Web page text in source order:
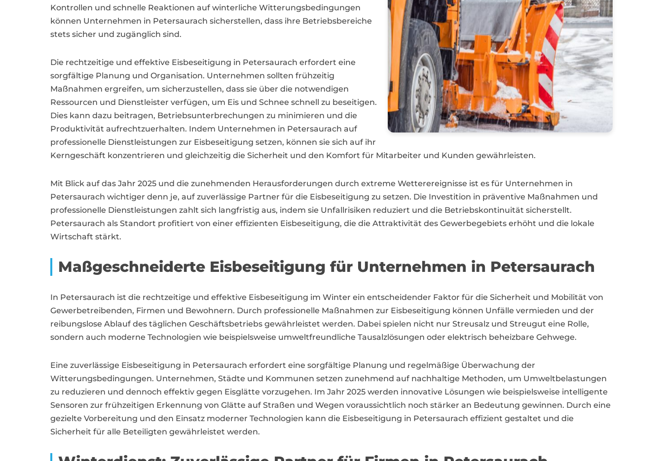
Kontrollen und schnelle Reaktionen auf winterliche Witterungsbedingungen
können Unternehmen in Petersaurach sicherstellen, dass ihre Betriebsbereiche
stets sicher und zugänglich sind.
Die rechtzeitige und effektive Eisbeseitigung in Petersaurach erfordert eine
sorgfältige Planung und Organisation. Unternehmen sollten frühzeitig
Maßnahmen ergreifen, um sicherzustellen, dass sie über die notwendigen
Ressourcen und Dienstleister verfügen, um Eis und Schnee schnell zu beseitigen.
Dies kann dazu beitragen, Betriebsunterbrechungen zu minimieren und die
Produktivität aufrechtzuerhalten. Indem Unternehmen in Petersaurach auf
professionelle Dienstleistungen zur Eisbeseitigung setzen, können sie sich auf ihr
Kerngeschäft konzentrieren und gleichzeitig die Sicherheit und den Komfort für Mitarbeiter und Kunden gewährleisten.
Mit Blick auf das Jahr 2025 und die zunehmenden Herausforderungen durch extreme Wetterereignisse ist es für Unternehmen in
Petersaurach wichtiger denn je, auf zuverlässige Partner für die Eisbeseitigung zu setzen. Die Investition in präventive Maßnahmen und
professionelle Dienstleistungen zahlt sich langfristig aus, indem sie Unfallrisiken reduziert und die Betriebskontinuität sicherstellt.
Petersaurach als Standort profitiert von einer effizienten Eisbeseitigung, die die Attraktivität des Gewerbegebiets erhöht und die lokale
Wirtschaft stärkt.
Maßgeschneiderte Eisbeseitigung für Unternehmen in Petersaurach
In Petersaurach ist die rechtzeitige und effektive Eisbeseitigung im Winter ein entscheidender Faktor für die Sicherheit und Mobilität von
Gewerbetreibenden, Firmen und Bewohnern. Durch professionelle Maßnahmen zur Eisbeseitigung können Unfälle vermieden und der
reibungslose Ablauf des täglichen Geschäftsbetriebs gewährleistet werden. Dabei spielen nicht nur Streusalz und Streugut eine Rolle,
sondern auch moderne Technologien wie beispielsweise umweltfreundliche Tausalzlösungen oder elektrisch beheizbare Gehwege.
Eine zuverlässige Eisbeseitigung in Petersaurach erfordert eine sorgfältige Planung und regelmäßige Überwachung der
Witterungsbedingungen. Unternehmen, Städte und Kommunen setzen zunehmend auf nachhaltige Methoden, um Umweltbelastungen
zu reduzieren und dennoch effektiv gegen Eisglätte vorzugehen. Im Jahr 2025 werden innovative Lösungen wie beispielsweise intelligente
Sensoren zur frühzeitigen Erkennung von Glätte auf Straßen und Wegen voraussichtlich noch stärker an Bedeutung gewinnen. Durch eine
gezielte Vorbereitung und den Einsatz moderner Technologien kann die Eisbeseitigung in Petersaurach effizient gestaltet und die
Sicherheit für alle Beteiligten gewährleistet werden.